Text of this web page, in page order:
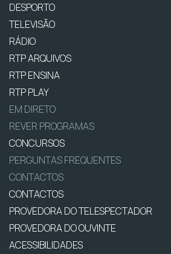
DESPORTO
TELEVISÃO
RÁDIO
RTP ARQUIVOS
RTP ENSINA
RTP PLAY
EM DIRETO
REVER PROGRAMAS
CONCURSOS
PERGUNTAS FREQUENTES
CONTACTOS
CONTACTOS
PROVEDORA DO TELESPECTADOR
PROVEDORA DO OUVINTE
ACESSIBILIDADES